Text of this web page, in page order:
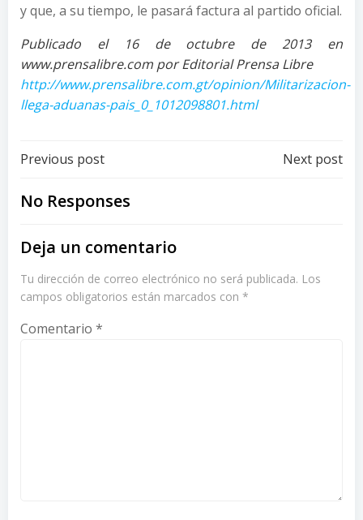
y que, a su tiempo, le pasará factura al partido oficial.
Publicado el 16 de octubre de 2013 en
www.prensalibre.com por Editorial Prensa Libre
http://www.prensalibre.com.gt/opinion/Militarizacion-
llega-aduanas-pais_0_1012098801.html
Post
navigation
Previous post Next post
No Responses
Deja un comentario
Tu dirección de correo electrónico no será publicada. Los
campos obligatorios están marcados con *
Comentario *